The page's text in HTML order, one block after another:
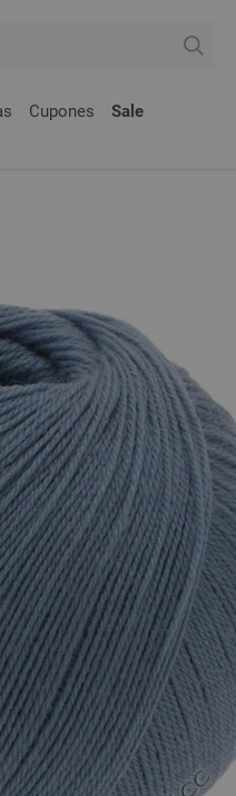
Cupones Sale